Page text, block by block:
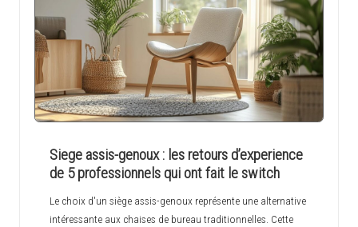
Siege assis-genoux : les retours d’experience
de 5 professionnels qui ont fait le switch
Le choix d'un siège assis-genoux représente une alternative
intéressante aux chaises de bureau traditionnelles. Cette